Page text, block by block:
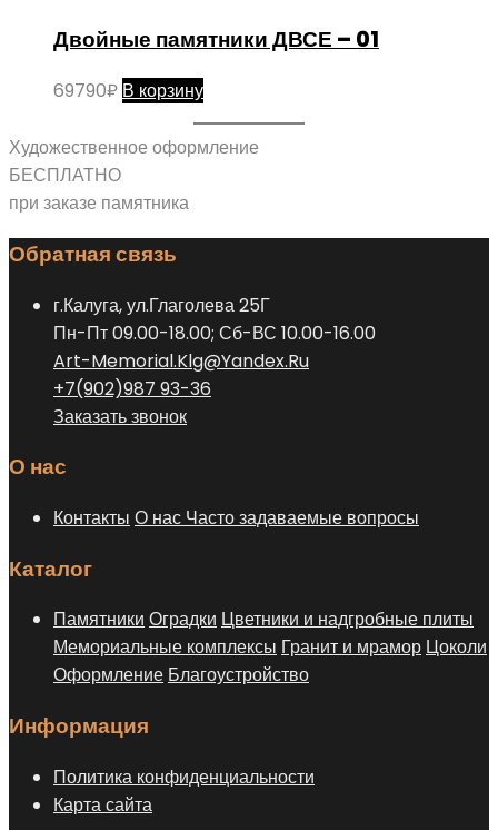
Двойные памятники ДВСЕ – 01
69790₽ В корзину
Художественное оформление
БЕСПЛАТНО
при заказе памятника
Обратная связь
г.Калуга, ул.Глаголева 25Г
Пн-Пт 09.00-18.00; Сб-ВС 10.00-16.00
Art-Memorial.Klg@Yandex.Ru
+7(902)987 93-36
Заказать звонок
О нас
Контакты О нас Часто задаваемые вопросы
Каталог
Памятники Оградки Цветники и надгробные плиты
Мемориальные комплексы Гранит и мрамор Цоколи
Оформление Благоустройство
Информация
Политика конфиденциальности
Карта сайта